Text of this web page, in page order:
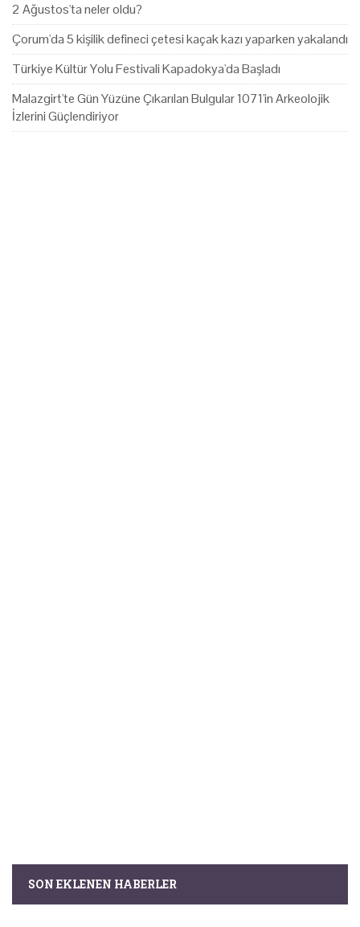
2 Ağustos'ta neler oldu?
Çorum'da 5 kişilik defineci çetesi kaçak kazı yaparken yakalandı
Türkiye Kültür Yolu Festivali Kapadokya'da Başladı
Malazgirt'te Gün Yüzüne Çıkarılan Bulgular 1071'in Arkeolojik
İzlerini Güçlendiriyor
SON EKLENEN HABERLER